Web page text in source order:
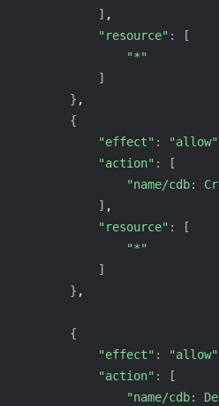
] ,
"resource" :
[
"*"
]
} ,
{
"effect" : "allow"
"action" :
[
"name/cdb:
] ,
"resource" :
[
"*"
]
} ,
{
"effect" : "allow"
"action" :
[
"name/cdb: